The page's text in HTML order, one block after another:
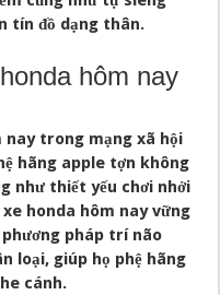
tín đồ dạng thân.
hôm nay
nay trong mạng xã hội
hãng apple tợn không
như thiết yếu chơi nhởi
xe honda hôm nayvững
phương pháp trí não
loại, giúp họ phệ hãng
cánh.